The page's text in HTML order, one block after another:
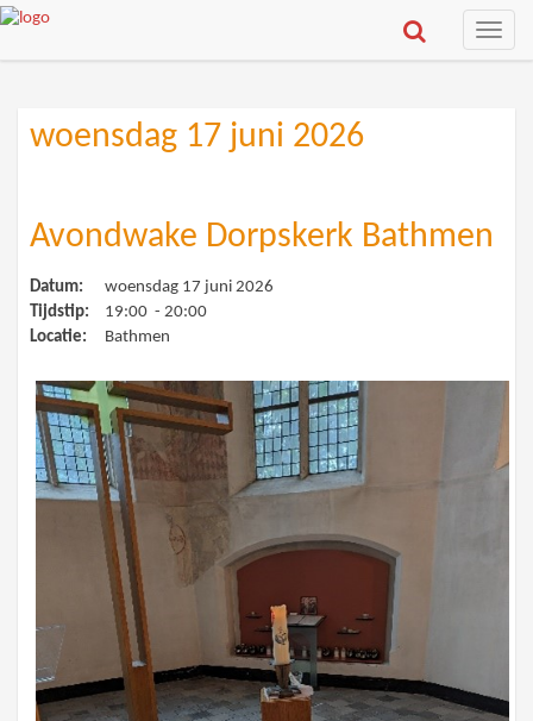
Toggle
woensdag 17 juni 2026
Avondwake Dorpskerk Bathmen
Datum:
woensdag 17 juni 2026
Tijdstip:
19:00 - 20:00
Locatie:
Bathmen